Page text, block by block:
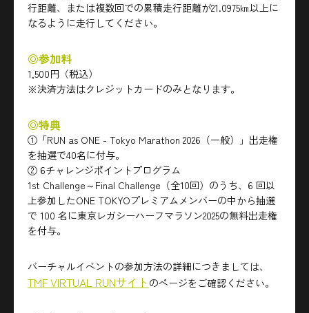
行距離、または複数回での累積走行距離が21.0975㎞以上に
なるように走行してください。
◎参加料
1,500円（税込）
※決済方法はクレジットカードのみとなります。
◎特典
①「RUN as ONE - Tokyo Marathon 2026（一般）」出走権
を抽選で40名に付与。
② 6チャレンジポイントプログラム
1st Challenge～Final Challenge（全10回）のうち、6 回以
上参加したONE TOKYOプレミアムメンバーの中から抽選
で 100 名に東京レガシーハーフマラソン2025の無料出走権
を付与。
バーチャルイベントの参加方法の詳細につきましては、
TMF VIRTUAL RUNサイト のページをご確認ください。